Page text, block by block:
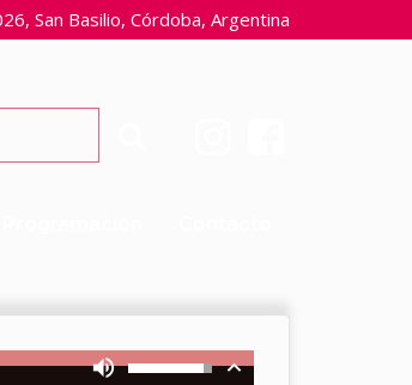
San Basilio, Córdoba, Argentina